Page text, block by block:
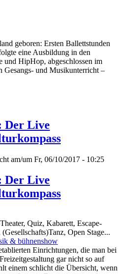
geboren: Ersten Ballettstunden
eine Ausbildung in den
und HipHop, abgeschlossen im
Gesangs- und Musikunterricht –
Der Live
am/um Fr, 06/10/2017 - 10:25
Der Live
Quiz, Kabarett, Escape-
Open Stage...
Einrichtungen, die man bei
gar nicht so auf
einem schlicht die Übersicht, wenn